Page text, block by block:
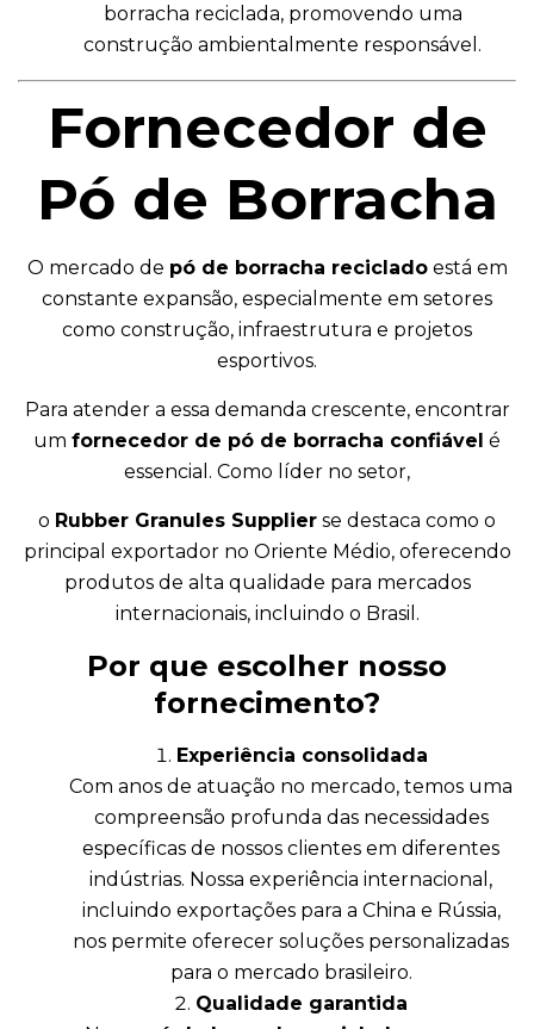
borracha reciclada, promovendo uma
construção ambientalmente responsável.
Fornecedor de
Pó de Borracha
O mercado de pó de borracha recicladoestá em
constante expansão, especialmente em setores
como construção, infraestrutura e projetos
esportivos.
Para atender a essa demanda crescente, encontrar
um fornecedor de pó de borracha confiável é
essencial. Como líder no setor,
o Rubber Granules Supplier se destaca como o
principal exportador no Oriente Médio, oferecendo
produtos de alta qualidade para mercados
internacionais, incluindo o Brasil.
Por que escolher nosso
fornecimento?
Experiência consolidada
Com anos de atuação no mercado, temos uma
compreensão profunda das necessidades
específicas de nossos clientes em diferentes
indústrias. Nossa experiência internacional,
incluindo exportações para a China e Rússia,
nos permite oferecer soluções personalizadas
para o mercado brasileiro.
Qualidade garantida